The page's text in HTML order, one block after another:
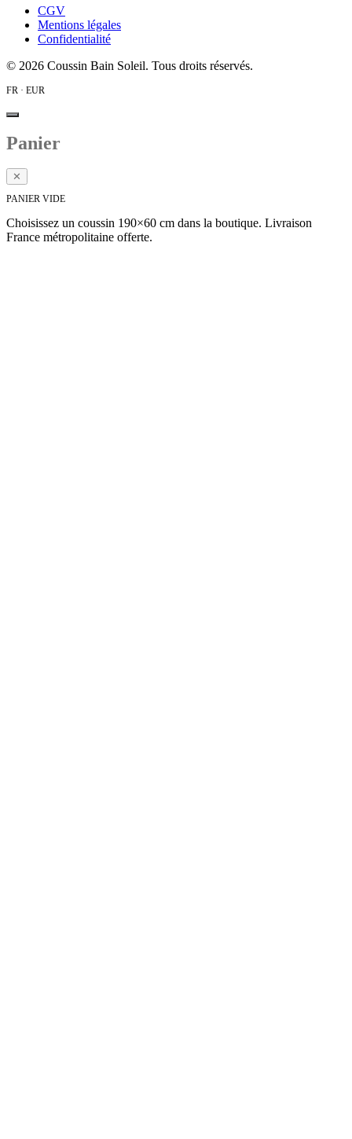
CGV
Mentions légales
Confidentialité
© 2026 Coussin Bain Soleil. Tous droits réservés.
FR · EUR
Panier
✕
PANIER VIDE
Choisissez un coussin 190×60 cm dans la boutique. Livraison
France métropolitaine offerte.